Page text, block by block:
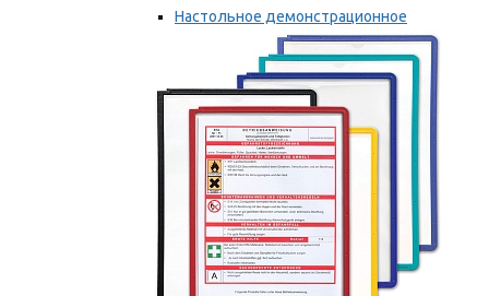
Настольное демонстрационное
оборудование
Мы рекомендуем